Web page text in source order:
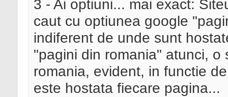
3 - Ai optiuni... mai exact:
caut cu optiunea google
indiferent de unde sunt
"pagini din romania" atunci,
romania, evident, in functie
este hostata fiecare pagina...